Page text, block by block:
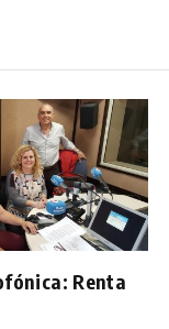
Renta